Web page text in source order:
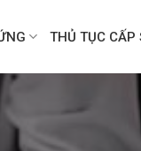
THỦ TỤC CẤP